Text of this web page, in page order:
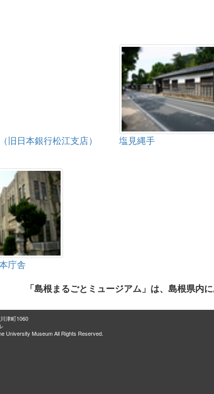
旧日本銀行松江支店） 塩見縄手
庁舎
「島根まるごとミュージアム」は、島根県内
津町1060
University Museum All Rights Reserved.